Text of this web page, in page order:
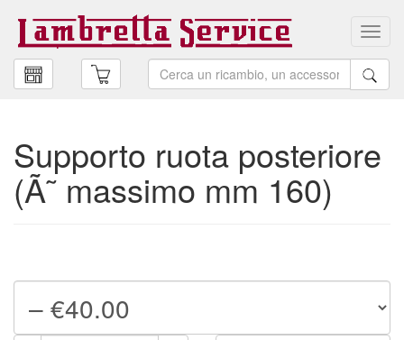
Supporto ruota posteriore
(Ã˜ massimo mm 160)